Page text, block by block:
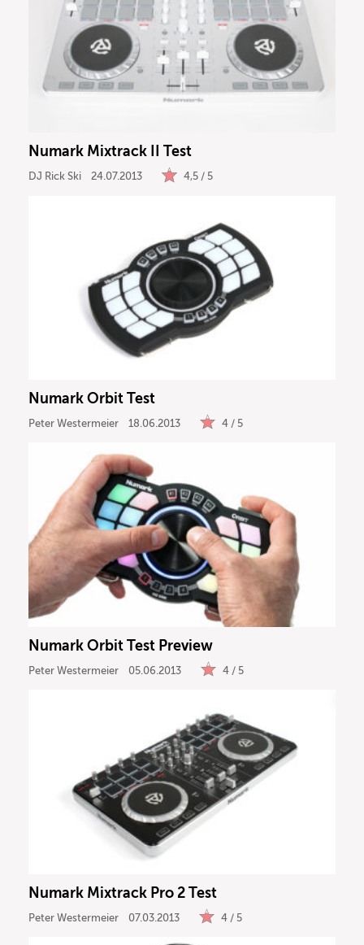
Numark Mixtrack II Test
DJ Rick Ski 24.07.2013 4,5 / 5
Numark Orbit Test
Peter Westermeier 18.06.2013 4 / 5
Numark Orbit Test Preview
Peter Westermeier 05.06.2013 4 / 5
Numark Mixtrack Pro 2 Test
Peter Westermeier 07.03.2013 4 / 5